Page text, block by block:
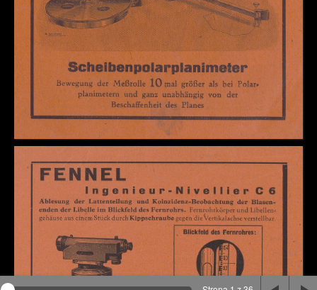
Na stronie wykorzystywane są pliki cookie, bądź
podobne rozwiązania. Aby poznać szczegóły zapoznaj
się z polityką prywatności.